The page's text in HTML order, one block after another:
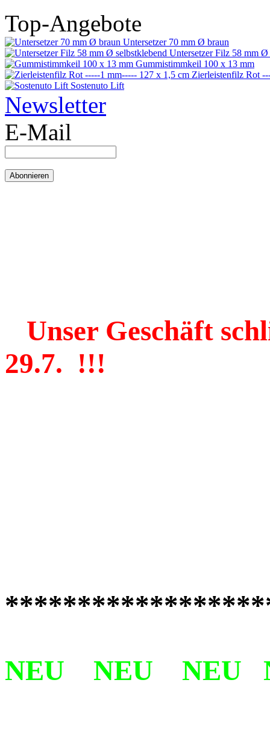
Top-Angebote
Untersetzer 70 mm Ø braun
Untersetzer Filz 58 mm Ø
Gummistimmkeil 100 x 13 mm
Zierleistenfilz Rot
Sostenuto Lift
Newsletter
E-Mail
Unser Geschäft
29.7. !!!
NEU NEU NEU